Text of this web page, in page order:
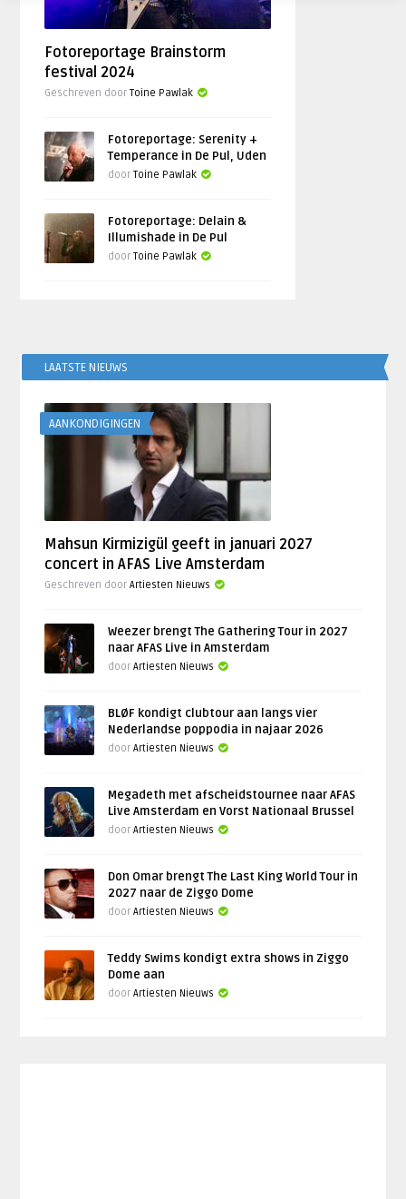
Fotoreportage Brainstorm
festival 2024
Geschreven doorToine Pawlak
Fotoreportage: Serenity +
Temperance in De Pul, Uden
doorToine Pawlak
Fotoreportage: Delain &
Illumishade in De Pul
doorToine Pawlak
LAATSTE NIEUWS
AANKONDIGINGEN
Mahsun Kirmizigül geeft in januari 2027
concert in AFAS Live Amsterdam
Geschreven doorArtiesten Nieuws
Weezer brengt The Gathering Tour in 2027
naar AFAS Live in Amsterdam
doorArtiesten Nieuws
BLØF kondigt clubtour aan langs vier
Nederlandse poppodia in najaar 2026
doorArtiesten Nieuws
Megadeth met afscheidstournee naar AFAS
Live Amsterdam en Vorst Nationaal Brussel
doorArtiesten Nieuws
Don Omar brengt The Last King World Tour in
2027 naar de Ziggo Dome
doorArtiesten Nieuws
Teddy Swims kondigt extra shows in Ziggo
Dome aan
doorArtiesten Nieuws